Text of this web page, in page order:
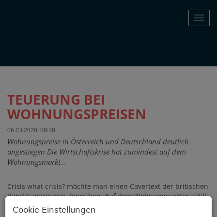
TEUERUNG BEI
WOHNUNGSPREISEN
06.03.2020, 08:30
Wohnungspreise in Österreich und Deutschland deutlich
angestiegen Die Wirtschaftskrise hat zumindest auf dem
Wohnungsmarkt...
Crisis what crisis? möchte man einen Covertext der britischen
Band Supertramp bemühen. Auf dem Wohnungssektor zählt
der Titel keineswegs. In Österreich ist nach wie vor ein
Cookie Einstellungen